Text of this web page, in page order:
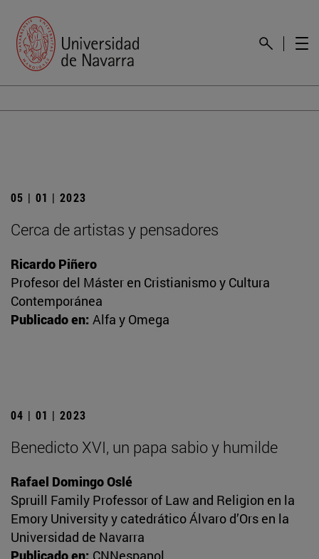
05 | 01 | 2023
Cerca de artistas y pensadores
Ricardo Piñero
Profesor del Máster en Cristianismo y Cultura
Contemporánea
Publicado en: Alfa y Omega
04 | 01 | 2023
Benedicto XVI, un papa sabio y humilde
Rafael Domingo Oslé
Spruill Family Professor of Law and Religion en la
Emory University y catedrático Álvaro d’Ors en la
Universidad de Navarra
Publicado en: CNNespanol